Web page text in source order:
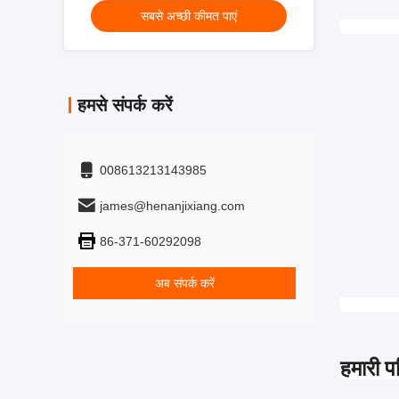
सबसे अच्छी कीमत पाएं
हमसे संपर्क करें
008613213143985
james@henanjixiang.com
86-371-60292098
अब संपर्क करें
हमारी